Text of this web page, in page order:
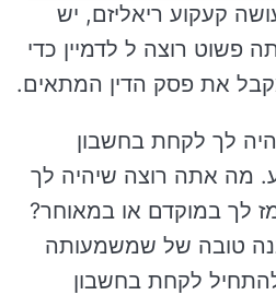
קעקוע ריאליזם, יש
פשוט רוצה ל לדמיין כדי
את פסק הדין המתאים.
לך לקחת בחשבון
מה אתה רוצה שיהיה לך
לך במוקדם או במאוחר?
טובה של שמשמעותה
לקחת בחשבון